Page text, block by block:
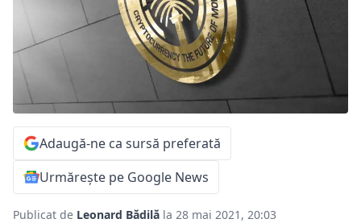
Adaugă-ne ca sursă preferată
Urmărește pe Google News
Publicat de Leonard Bădilă la 28 mai 2021, 20:03